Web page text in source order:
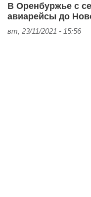
В Оренбуржье с
авиарейсы до
вт, 23/11/2021 - 15:56